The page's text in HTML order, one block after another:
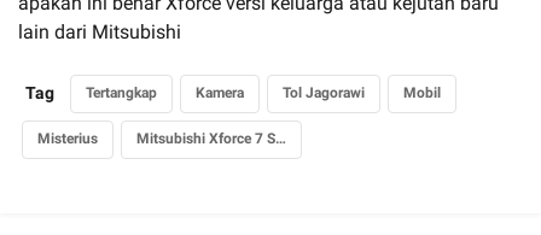
lain dari Mitsubishi
Tag Tertangkap Kamera Tol Jagorawi Mobil
Misterius Mitsubishi Xforce 7 Seater